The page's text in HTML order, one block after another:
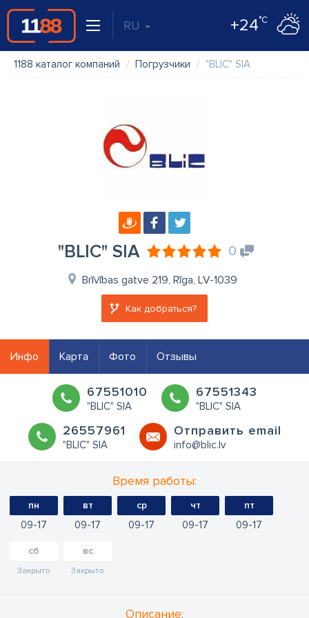
RU +24°C
1188 каталог компаний Погрузчики "BLIC" SIA
"BLIC" SIA 0
Brīvības gatve 219, Rīga, LV-1039
Как добраться?
Инфо Карта Фото Отзывы
67551010
"BLIC" SIA
67551343
"BLIC" SIA
26557961
"BLIC" SIA
Oтправить email
info@blic.lv
Время работы:
пн
09 17
вт
09 17
ср
09 17
чт
09 17
пт
09 17
сб
Закрыто
вс
Закрыто
Oписание: